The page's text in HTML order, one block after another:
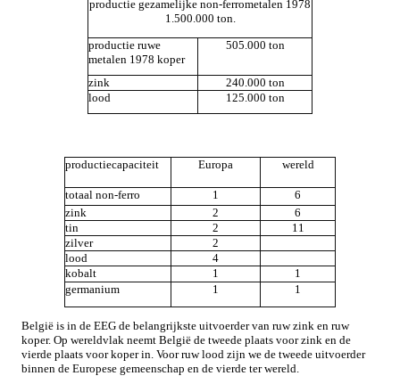
productie gezamelijke non-ferrometalen 1978
1.500.000 ton.
productie ruwe
metalen 1978 koper
505.000 ton
zink
240.000 ton
lood
125.000 ton
productiecapaciteit Europa wereld
totaal non-ferro 1
6
zink
2
6
tin
2
11
zilver
2
lood
4
kobalt
1
1
germanium
1 1
België is in de EEG de belangrijkste uitvoerder van ruw zink en ruw
koper. Op wereldvlak neemt België de tweede plaats voor zink en de
vierde plaats voor koper in. Voor ruw lood zijn we de tweede uitvoerder
binnen de Europese gemeenschap en de vierde ter wereld.